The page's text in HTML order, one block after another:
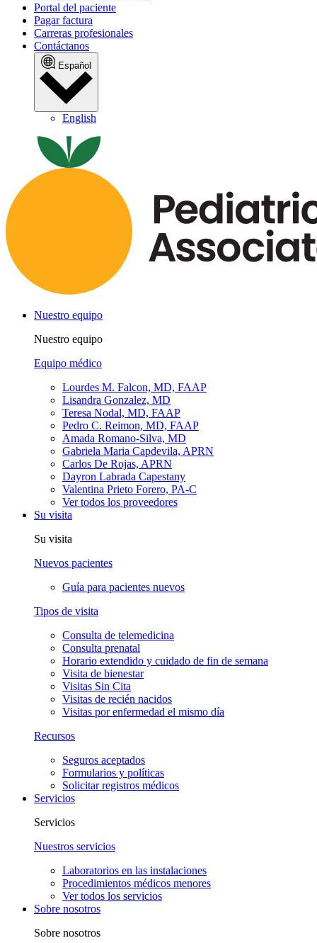
Portal del paciente
Pagar factura
Carreras profesionales
Contáctanos
Español
English
Nuestro equipo
Nuestro equipo
Equipo médico
Lourdes M. Falcon, MD, FAAP
Lisandra Gonzalez, MD
Teresa Nodal, MD, FAAP
Pedro C. Reimon, MD, FAAP
Amada Romano-Silva, MD
Gabriela Maria Capdevila, APRN
Carlos De Rojas, APRN
Dayron Labrada Capestany
Valentina Prieto Forero, PA-C
Ver todos los proveedores
Su visita
Su visita
Nuevos pacientes
Guía para pacientes nuevos
Tipos de visita
Consulta de telemedicina
Consulta prenatal
Horario extendido y cuidado de fin de semana
Visita de bienestar
Visitas Sin Cita
Visitas de recién nacidos
Visitas por enfermedad el mismo día
Recursos
Seguros aceptados
Formularios y políticas
Solicitar registros médicos
Servicios
Servicios
Nuestros servicios
Laboratorios en las instalaciones
Procedimientos médicos menores
Ver todos los servicios
Sobre nosotros
Sobre nosotros